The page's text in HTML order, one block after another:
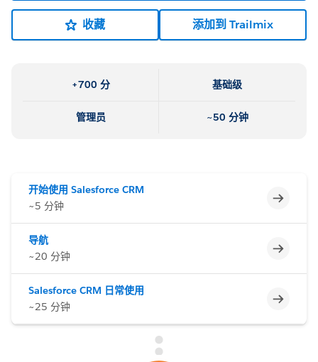
收藏 添加到 Trailmix
+700 分 基础级
管理员 ~50 分钟
开始使用 Salesforce CRM
~5 分钟
不完整
导航
~20 分钟
不完整
Salesforce CRM 日常使用
~25 分钟
不完整